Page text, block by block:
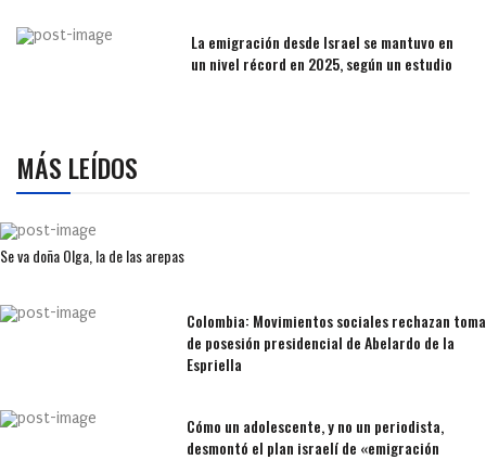
La emigración desde Israel se mantuvo en
un nivel récord en 2025, según un estudio
MÁS LEÍDOS
Se va doña Olga, la de las arepas
Colombia: Movimientos sociales rechazan toma
de posesión presidencial de Abelardo de la
Espriella
Cómo un adolescente, y no un periodista,
desmontó el plan israelí de «emigración